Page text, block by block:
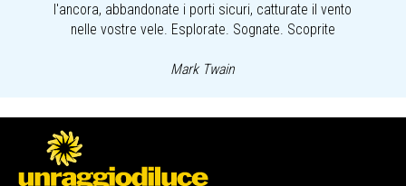
l'ancora, abbandonate i porti sicuri, catturate il vento
nelle vostre vele. Esplorate. Sognate. Scoprite
Mark Twain